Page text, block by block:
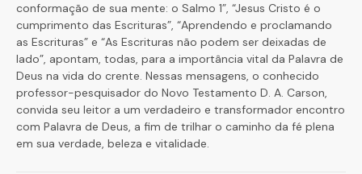
conformação de sua mente: o Salmo 1”, “Jesus Cristo é o
cumprimento das Escrituras”, “Aprendendo e proclamando
as Escrituras” e “As Escrituras não podem ser deixadas de
lado”, apontam, todas, para a importância vital da Palavra de
Deus na vida do crente. Nessas mensagens, o conhecido
professor-pesquisador do Novo Testamento D. A. Carson,
convida seu leitor a um verdadeiro e transformador encontro
com Palavra de Deus, a fim de trilhar o caminho da fé plena
em sua verdade, beleza e vitalidade.